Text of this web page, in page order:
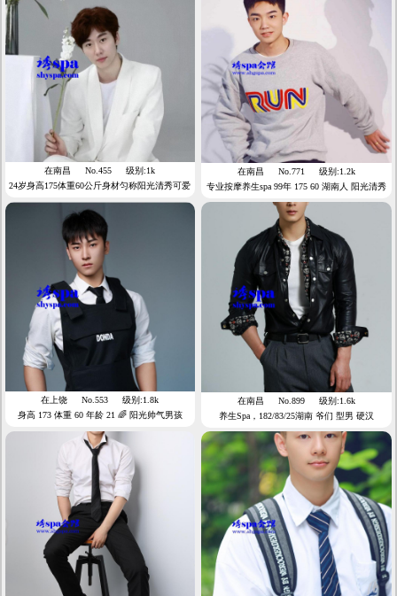
在南昌 No.455
级别:1k
24岁身高175体重60公斤身材匀称阳光清秀可爱
类型
在南昌 No.771
级别:1.2k
专业按摩养生spa 99年 175 60 湖南人 阳光清秀
在上饶 No.553
级别:1.8k
身高 173 体重 60 年龄 21 🌈 阳光帅气男孩
在南昌 No.899
级别:1.6k
养生Spa，182/83/25湖南 爷们 型男 硬汉